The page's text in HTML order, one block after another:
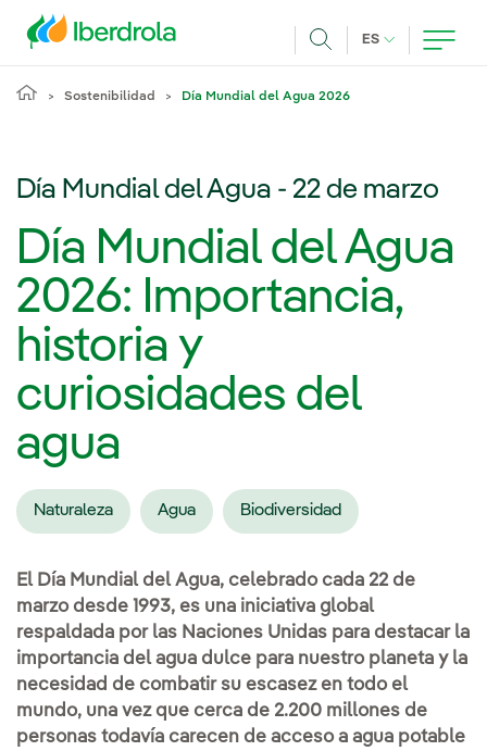
ES IDIOMA
Sostenibilidad Día Mundial del Agua 2026
Día Mundial del Agua - 22 de marzo
Día Mundial del Agua
2026: Importancia,
historia y
curiosidades del
agua
Naturaleza Agua Biodiversidad
El Día Mundial del Agua, celebrado cada 22 de
marzo desde 1993, es una iniciativa global
respaldada por las Naciones Unidas para destacar la
importancia del agua dulce para nuestro planeta y la
necesidad de combatir su escasez en todo el
mundo, una vez que cerca de 2.200 millones de
personas todavía carecen de acceso a agua potable